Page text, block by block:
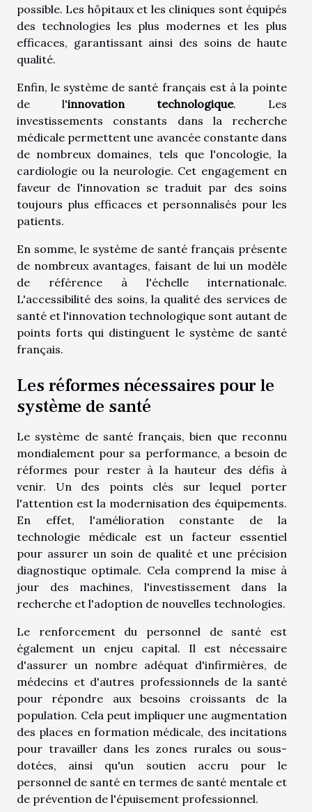
possible. Les hôpitaux et les cliniques sont équipés
des technologies les plus modernes et les plus
efficaces, garantissant ainsi des soins de haute
qualité.
Enfin, le système de santé français est à la pointe
de l'innovation technologique. Les
investissements constants dans la recherche
médicale permettent une avancée constante dans
de nombreux domaines, tels que l'oncologie, la
cardiologie ou la neurologie. Cet engagement en
faveur de l'innovation se traduit par des soins
toujours plus efficaces et personnalisés pour les
patients.
En somme, le système de santé français présente
de nombreux avantages, faisant de lui un modèle
de référence à l'échelle internationale.
L'accessibilité des soins, la qualité des services de
santé et l'innovation technologique sont autant de
points forts qui distinguent le système de santé
français.
Les réformes nécessaires pour le
système de santé
Le système de santé français, bien que reconnu
mondialement pour sa performance, a besoin de
réformes pour rester à la hauteur des défis à
venir. Un des points clés sur lequel porter
l'attention est la modernisation des équipements.
En effet, l'amélioration constante de la
technologie médicale est un facteur essentiel
pour assurer un soin de qualité et une précision
diagnostique optimale. Cela comprend la mise à
jour des machines, l'investissement dans la
recherche et l'adoption de nouvelles technologies.
Le renforcement du personnel de santé est
également un enjeu capital. Il est nécessaire
d'assurer un nombre adéquat d'infirmières, de
médecins et d'autres professionnels de la santé
pour répondre aux besoins croissants de la
population. Cela peut impliquer une augmentation
des places en formation médicale, des incitations
pour travailler dans les zones rurales ou sous-
dotées, ainsi qu'un soutien accru pour le
personnel de santé en termes de santé mentale et
de prévention de l'épuisement professionnel.